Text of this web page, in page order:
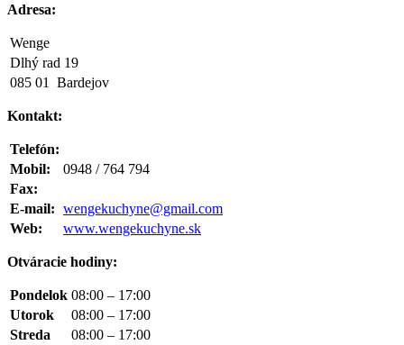
Adresa:
Wenge
Dlhý rad 19
085 01 Bardejov
Kontakt:
Telefón:
Mobil:
0948 / 764 794
Fax:
E-mail: wengekuchyne@gmail.com
Web:
www.wengekuchyne.sk
Otváracie hodiny:
Pondelok 08:00 – 17:00
Utorok
08:00 – 17:00
Streda
08:00 – 17:00